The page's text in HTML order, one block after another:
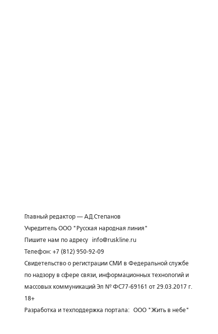
Главный редактор — А.Д.Степанов
Учредитель ООО "Русская народная линия"
Пишите нам по адресу
info@ruskline.ru
Телефон: +7 (812) 950-92-09
Свидетельство о регистрации СМИ в Федеральной службе
по надзору в сфере связи, информационных технологий и
массовых коммуникаций Эл № ФС77-69161 от 29.03.2017 г.
18+
Разработка и техподдержка портала: ООО "Жить в небе"